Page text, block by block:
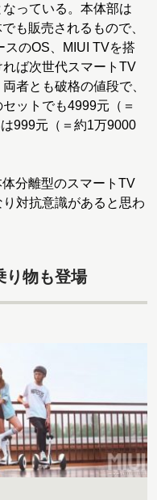
っている。本体部は
も販売されるもので、
のOS、MIUI TVを搭
ば次世代スマートTV
者とも破格の値段で、
ットでも4999元（＝
999元（＝約1万9000
分離型のスマートTV
対抗意識があると思わ
り物も登場